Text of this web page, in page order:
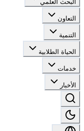
البحث العلمي
التعاون
التنمية
الحياة الطلابية
خدمات
الأخبار